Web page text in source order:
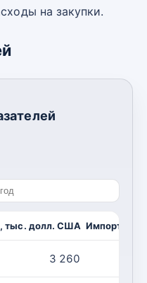
на закупки.
тыс. долл. США Импорт
3 260